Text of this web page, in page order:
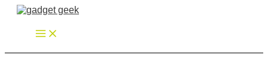
Zum
springen